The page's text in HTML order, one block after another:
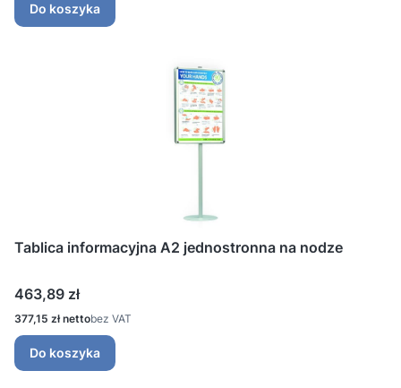
Do koszyka
Tablica informacyjna A2 jednostronna na nodze
Cena
463,89 zł
Cena
377,15 zł bez VAT
Do koszyka